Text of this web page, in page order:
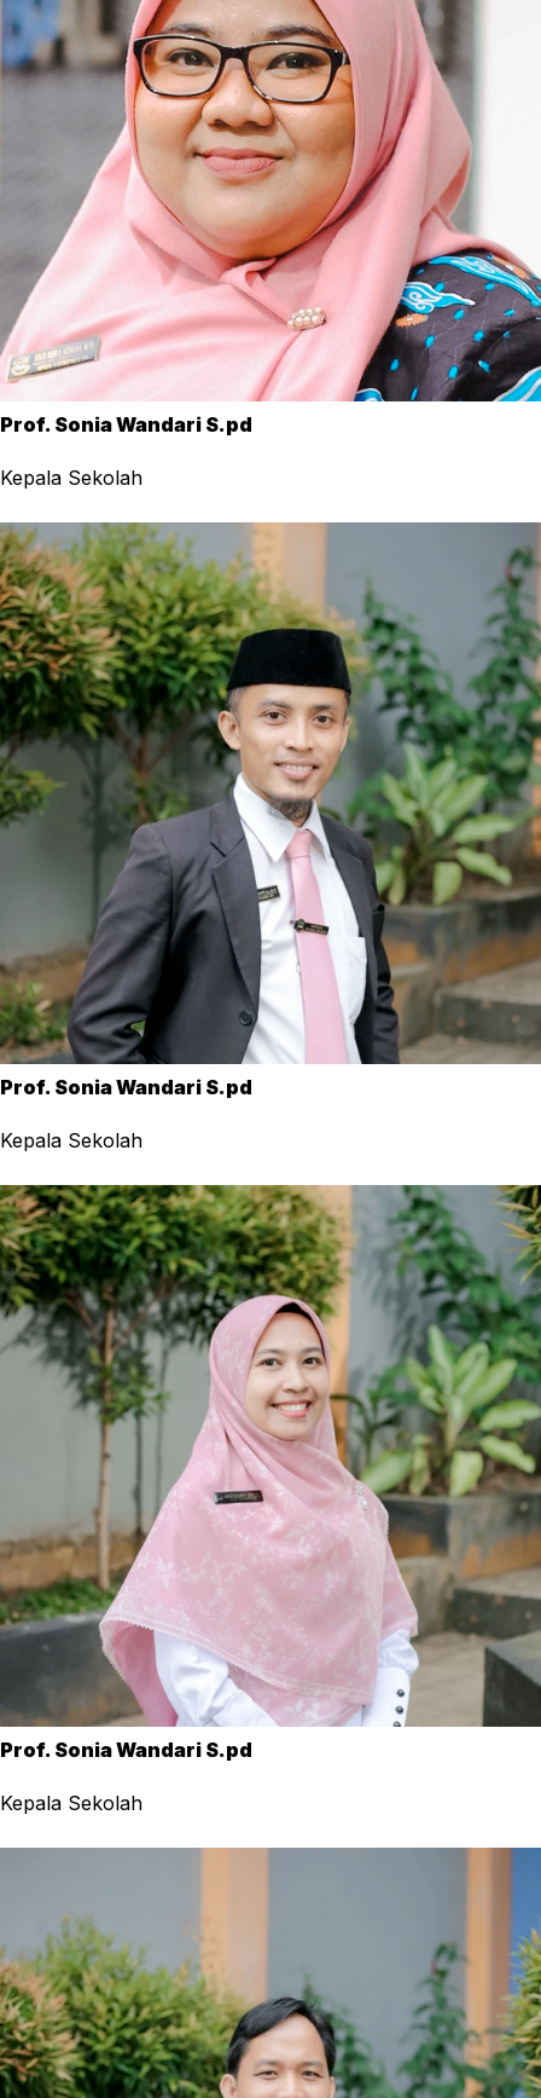
Prof. Sonia Wandari S.pd
Kepala Sekolah
Prof. Sonia Wandari S.pd
Kepala Sekolah
Prof. Sonia Wandari S.pd
Kepala Sekolah